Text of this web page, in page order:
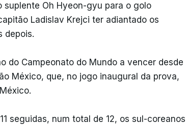
Oh Hyeon-gyu para o golo
Ladislav Krejci ter adiantado os
depois.
do Campeonato do Mundo a vencer desde
México, que, no jogo inaugural da prova,
seguidas, num total de 12, os sul-coreanos